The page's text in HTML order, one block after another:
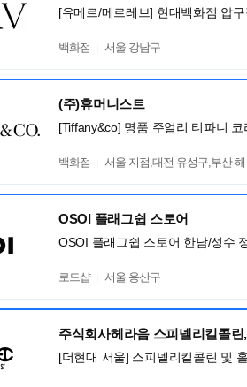
[유메르/메르레브] 현대백화점 압
백화점 서울 강남구
(주)휴머니스트
[Tiffany&co] 명품 주얼리 티파니
백화점 서울 지점,대전 유성구,부산
OSOI 플래그쉽 스토어
OSOI 플래그쉽 스토어 한남/성수
로드샵 서울 용산구
주식회사헤라음 스피넬리킬콜
[더현대 서울] 스피넬리킬콜린 및